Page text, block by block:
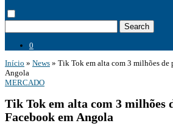
Search
0
Início » News » Tik Tok em alta com 3 milhões de
Angola
MERCADO
Tik Tok em alta com 3 milhões
Facebook em Angola